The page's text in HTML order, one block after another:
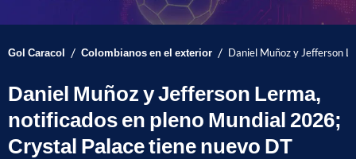
Gol Caracol / Colombianos en el exterior / Daniel Muñoz y Jefferson
Daniel Muñoz y Jefferson Lerma,
notificados en pleno Mundial 2026;
Crystal Palace tiene nuevo DT